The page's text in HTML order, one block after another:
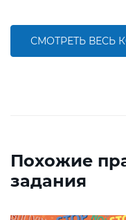
СМОТРЕТЬ ВЕСЬ
Похожие
задания